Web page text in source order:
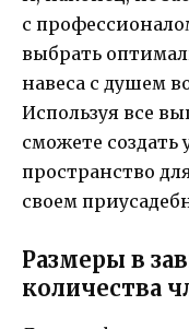
с
выбрать
навеса с душем
Используя все
сможете
пространство
своем
Размеры в
количества